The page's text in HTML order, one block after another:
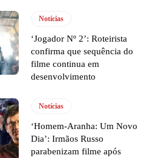
Notícias
‘Jogador Nº 2’: Roteirista
confirma que sequência do
filme continua em
desenvolvimento
Notícias
‘Homem-Aranha: Um Novo
Dia’: Irmãos Russo
parabenizam filme após